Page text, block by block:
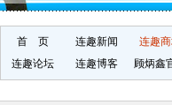
首 页 连趣新闻
连趣
连趣论坛
连趣博客 顾炳鑫